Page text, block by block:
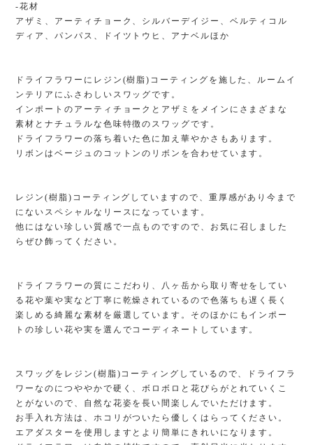
-花材
アザミ、アーティチョーク、シルバーデイジー、ベルティコル
ディア、パンパス、ドイツトウヒ、アナベルほか
ドライフラワーにレジン(樹脂)コーティングを施した、ルームイ
ンテリアにふさわしいスワッグです。
インポートのアーティチョークとアザミをメインにさまざまな
素材とナチュラルな色味特徴のスワッグです。
ドライフラワーの落ち着いた色に加え華やかさもあります。
リボンはベージュのコットンのリボンを合わせています。
レジン(樹脂)コーティングしていますので、重厚感があり今まで
にないスペシャルなリースになっています。
他にはない珍しい質感で一点ものですので、お気に召しました
らぜひ飾ってください。
ドライフラワーの質にこだわり、八ヶ岳から取り寄せをしてい
る花や葉や実など丁寧に乾燥されているので色落ちも遅く長く
楽しめる綺麗な素材を厳選しています。そのほかにもインポー
トの珍しい花や実を選んでコーディネートしています。
スワッグをレジン(樹脂)コーティングしているので、ドライフラ
ワーなのにつややかで硬く、ボロボロと花びらがとれていくこ
とがないので、自然な花姿を長い間楽しんでいただけます。
お手入れ方法は、ホコリがついたら優しくはらってください。
エアダスターを使用しますとより簡単にきれいになります。